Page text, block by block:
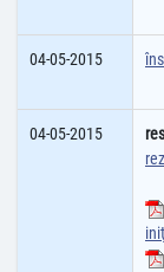
04-05-2015
04-05-2015